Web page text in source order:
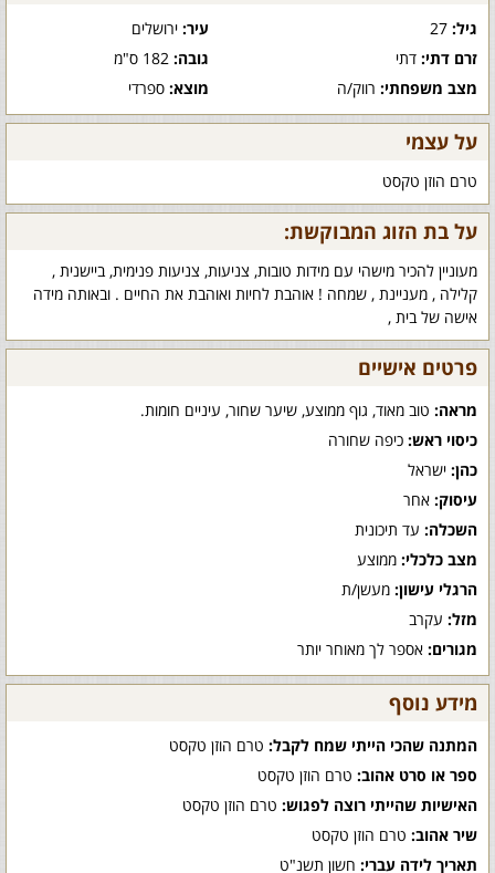
גיל: עיר:ירושלים
זרם דתי: דתי גובה:182 ס"מ
מצב משפחתי: רווק/ה מוצא:ספרדי
על עצמי
טרם הוזן טקסט
על בת הזוג המבוקשת:
מעוניין להכיר מישהי עם מידות טובות, צניעות, צניעות פנימית, ביישנית ,
קלילה , מעניינת , שמחה ! אוהבת לחיות ואוהבת את החיים . ובאותה מידה
אישה של בית ,
פרטים אישיים
מראה: טוב מאוד, גוף ממוצע, שיער שחור, עיניים חומות.
כיסוי ראש: כיפה שחורה
כהן: ישראל
עיסוק: אחר
השכלה: עד תיכונית
מצב כלכלי: ממוצע
הרגלי עישון: מעשן/ת
מזל: עקרב
מגורים: אספר לך מאוחר יותר
מידע נוסף
המתנה שהכי הייתי שמח לקבל: טרם הוזן טקסט
ספר או סרט אהוב: טרם הוזן טקסט
האישיות שהייתי רוצה לפגוש: טרם הוזן טקסט
שיר אהוב: טרם הוזן טקסט
תאריך לידה עברי: חשון תשנ"ט